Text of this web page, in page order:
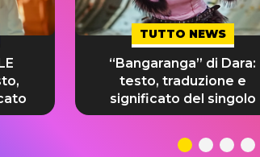
TUTTO NEWS
“Bangaranga” di Dara:
testo, traduzione e
significato del singolo